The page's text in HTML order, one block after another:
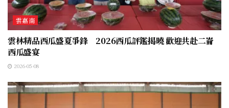
雲嘉南
雲林精品西瓜盛夏爭鋒 2026西瓜評鑑揭曉 歡迎共赴二崙
西瓜盛宴
2026-05-08